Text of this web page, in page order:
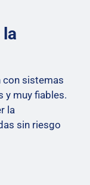
con sistemas
y muy fiables.
la
sin riesgo